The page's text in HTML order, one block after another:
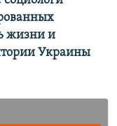
жизни и
Украины